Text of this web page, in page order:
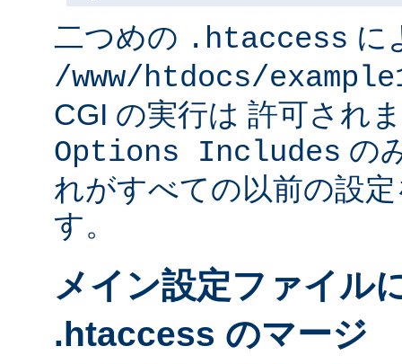
二つめの .htaccess に
/www/htdocs/
CGI の実行は 許可され
Options Includes の
れがすべての以前の設
す。
メイン設定ファイル
.htaccess のマージ